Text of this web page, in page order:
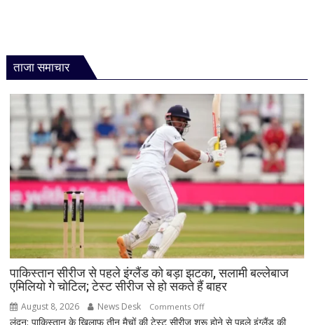
ताजा समाचार
पाकिस्तान सीरीज से पहले इंग्लैंड को बड़ा झटका, सलामी बल्लेबाज
एमिलियो गे चोटिल; टेस्ट सीरीज से हो सकते हैं बाहर
August 8, 2026 News Desk Comments Offon
पाकिस्तान
लंदन: पाकिस्तान के खिलाफ तीन मैचों की टेस्ट सीरीज शुरू होने से पहले इंग्लैंड की